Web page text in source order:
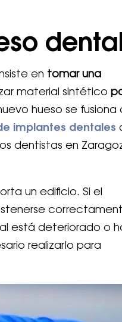
en tomar una
material sintético
hueso se fusiona
implantes dentales
dentistas en
un edificio. Si el
está deteriorado o
realizarlo para